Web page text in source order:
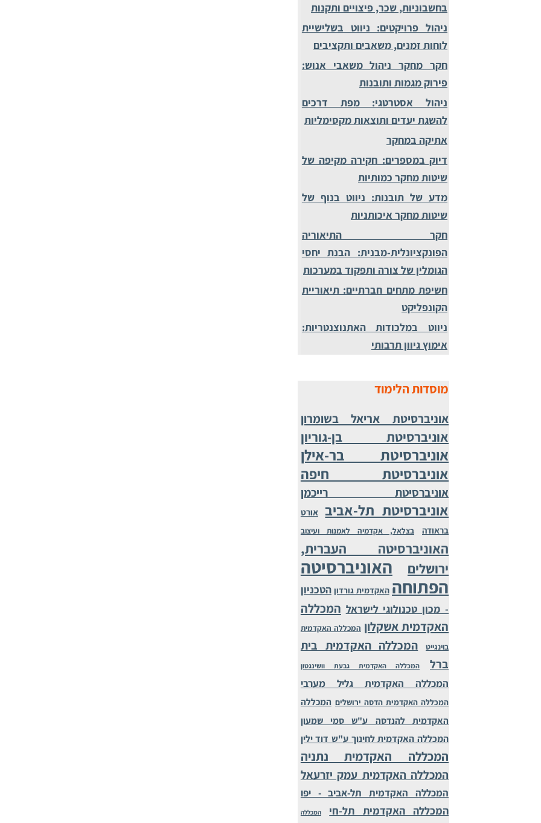
בחשבוניות, שכר, פיצויים ותקנות
ניהול פרויקטים: ניווט בשלישיית
לוחות זמנים, משאבים ותקציבים
חקר מחקר ניהול משאבי אנוש:
פירוק מגמות ותובנות
ניהול אסטרטגי: מפת דרכים
להשגת יעדים ותוצאות מקסימליות
אתיקה במחקר
דיוק במספרים: חקירה מקיפה של
שיטות מחקר כמותיות
מדע של תובנות: ניווט בנוף של
שיטות מחקר איכותניות
חקר התיאוריה
הפונקציונלית-מבנית: הבנת יחסי
הגומלין של צורה ותפקוד במערכות
חשיפת מתחים חברתיים: תיאוריית
הקונפליקט
ניווט במלכודות האתנוצנטריות:
אימוץ גיוון תרבותי
מוסדות הלימוד
אוניברסיטת אריאל בשומרון
אוניברסיטת בן-גוריון
אוניברסיטת בר-אילן
אוניברסיטת חיפה
אוניברסיטת רייכמן
אוניברסיטת תל-אביב
אורט
בראודה
בצלאל, אקדמיה לאמנות ועיצוב
האוניברסיטה העברית,
ירושלים
האוניברסיטה
הפתוחה האקדמית גורדון הטכניון
- מכון טכנולוגי לישראל המכללה
האקדמית אשקלון המכללה האקדמית
בוינגייט
המכללה האקדמית בית
ברל
המכללה האקדמית גבעת וושינגטון
המכללה האקדמית גליל מערבי
המכללה האקדמית הדסה ירושלים המכללה
האקדמית להנדסה ע"ש סמי שמעון
המכללה האקדמית לחינוך ע"ש דוד ילין
המכללה האקדמית נתניה
המכללה האקדמית עמק יזרעאל
המכללה האקדמית תל-אביב - יפו
המכללה האקדמית תל-חי המכללה